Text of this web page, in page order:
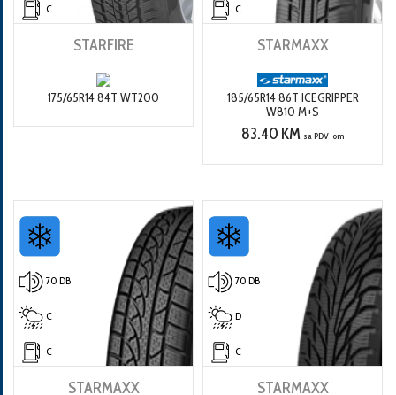
C
STARFIRE
175/65R14 84T WT200
C
STARMAXX
185/65R14 86T ICEGRIPPER
W810 M+S
83.40 KM sa PDV-om
70 DB
C
C
STARMAXX
70 DB
D
C
STARMAXX